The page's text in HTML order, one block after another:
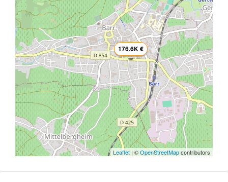
176.6K €
Leaflet | ©OpenStreetMapcontributors